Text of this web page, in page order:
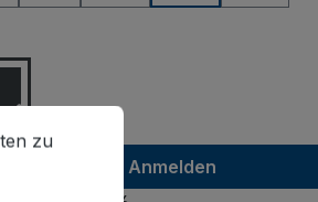
Anmelden
zu können.
Mehr Informationen ...
zu